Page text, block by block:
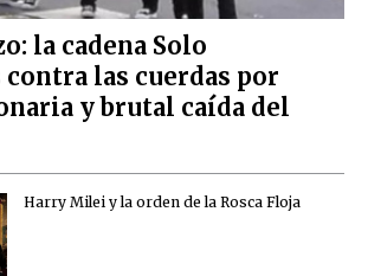
la cadena Solo
contra las cuerdas por
y brutal caída del
Harry Milei y la orden de la Rosca Floja